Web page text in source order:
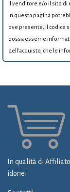
Il venditore e/o il sito di
in questa pagina
ove presente, il codice
possa esserne
dell'acquisto, che le
In qualità di
idonei